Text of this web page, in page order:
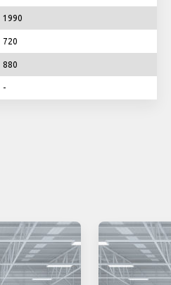
1990
720
880
-